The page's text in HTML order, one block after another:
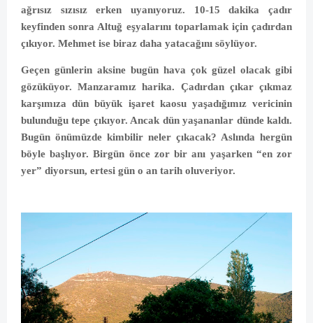
ağrısız sızısız erken uyanıyoruz. 10-15 dakika çadır
keyfinden sonra Altuğ eşyalarını toparlamak için çadırdan
çıkıyor. Mehmet ise biraz daha yatacağını söylüyor.
Geçen günlerin aksine bugün hava çok güzel olacak gibi
gözüküyor. Manzaramız harika. Çadırdan çıkar çıkmaz
karşımıza dün büyük işaret kaosu yaşadığımız vericinin
bulunduğu tepe çıkıyor. Ancak dün yaşananlar dünde kaldı.
Bugün önümüzde kimbilir neler çıkacak? Aslında hergün
böyle başlıyor. Birgün önce zor bir anı yaşarken “en zor
yer” diyorsun, ertesi gün o an tarih oluveriyor.